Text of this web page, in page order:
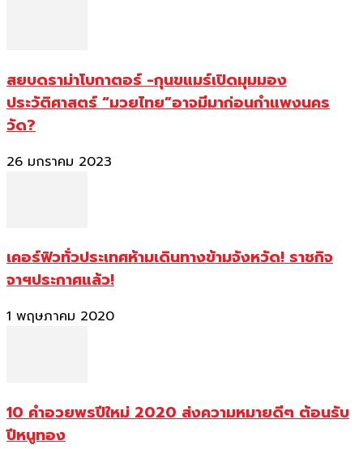
สยบดราม่าโบกาตอร์ -กุนขแมร์เปิดมุมมอง
ประวัติศาสตร์ “มวยไทย”อาจมีมาก่อนกำแพงนคร
วัด?
26 มกราคม 2023
เคอร์ฟิวทั่วประเทศห้ามเดินทางข้ามจังหวัด! ราชกิจ
จาฯประกาศแล้ว!
1 พฤษภาคม 2020
10 คำอวยพรปีใหม่ 2020 ส่งความหมายดีๆ ต้อนรับ
ปีหนูทอง